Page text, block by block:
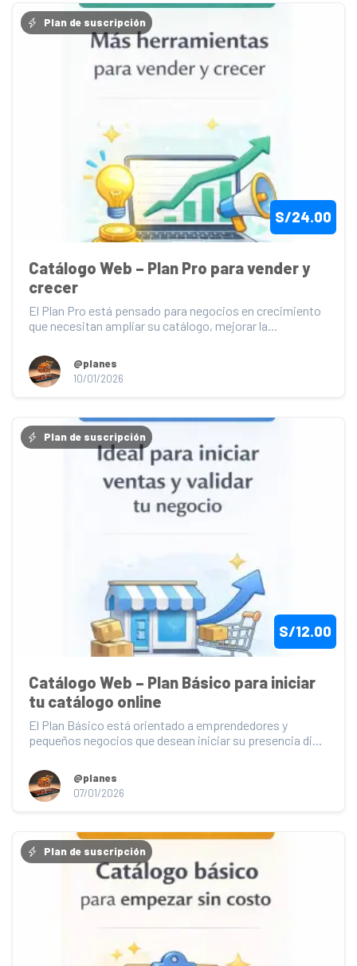
Plan de suscripción
S/24.00
Catálogo Web – Plan Pro para vender y
crecer
El Plan Pro está pensado para negocios en crecimiento
que necesitan ampliar su catálogo, mejorar la...
@planes
10/01/2026
Plan de suscripción
S/12.00
Catálogo Web – Plan Básico para iniciar
tu catálogo online
El Plan Básico está orientado a emprendedores y
pequeños negocios que desean iniciar su presencia di...
@planes
07/01/2026
Plan de suscripción